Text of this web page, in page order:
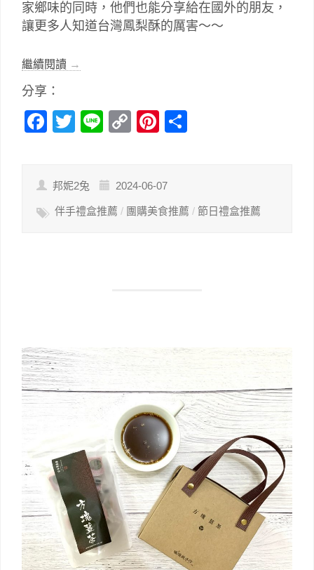
家鄉味的同時，他們也能分享給在國外的朋友，
讓更多人知道台灣鳳梨酥的厲害～～
繼續閱讀 →
分享：
Facebook
Twitter
LineCopyPinterest
邦妮2兔 2024-06-07
伴手禮盒推薦 / 團購美食推薦 / 節日禮盒推薦